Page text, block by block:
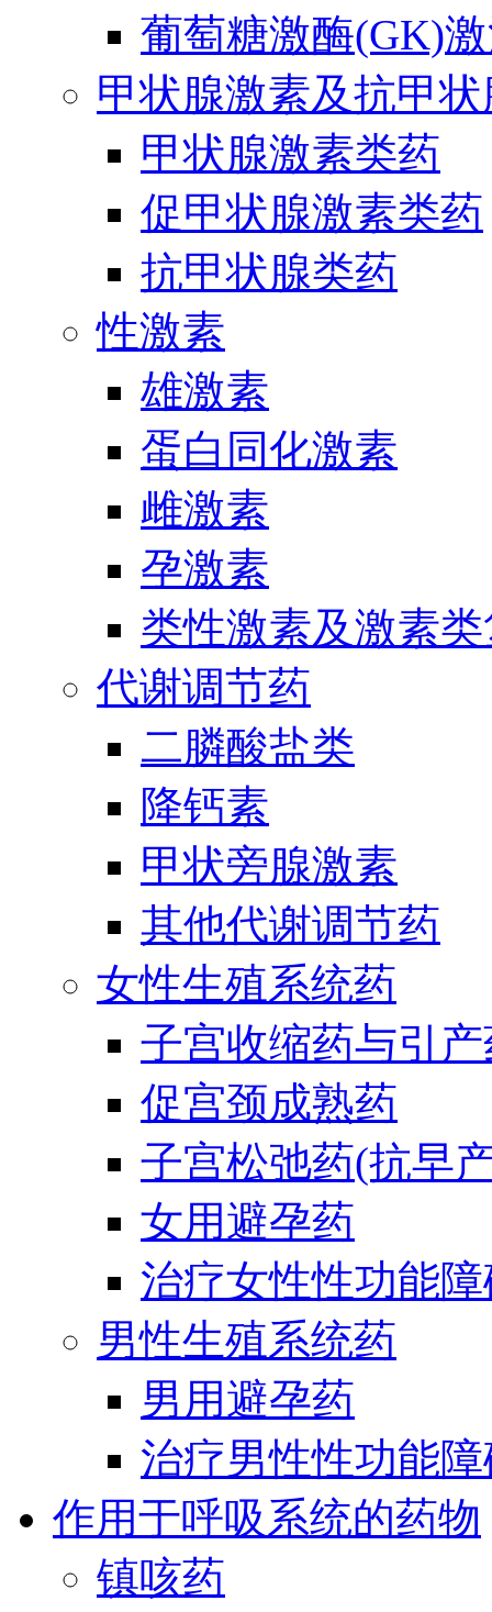
葡萄糖激酶(GK)
甲状腺激素及抗甲
甲状腺激素类药
促甲状腺激素类药
抗甲状腺类药
性激素
雄激素
蛋白同化激素
雌激素
孕激素
类性激素及激素
代谢调节药
二膦酸盐类
降钙素
甲状旁腺激素
其他代谢调节药
女性生殖系统药
子宫收缩药与引
促宫颈成熟药
子宫松弛药(抗早
女用避孕药
治疗女性性功能
男性生殖系统药
男用避孕药
治疗男性性功能
作用于呼吸系统的药物
镇咳药